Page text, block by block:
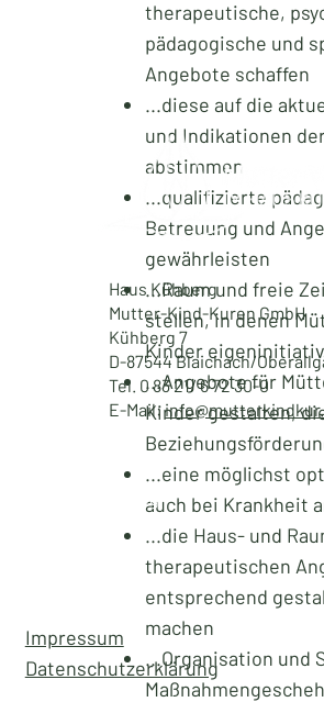
therapeutische,
pädagogische und
Angebote schaffen
...diese auf die
und Indikationen
abstimmen
...qualifizierte
Betreuung und
gewährleisten
...Raum und freie
stellen, in denen
Kinder
...Angebote für
Kinder gestalten,
...eine möglichst
auch bei Krankheit
...die Haus- und
therapeutischen
entsprechend
machen
...Organisation und
Haus Kühberg
Mutter-Kind-Kuren GmbH
Kühberg 7
D-87544 Blaichach/
Tel. 0 83 21/ 6 72 30-0
E-Mail:
Kinderbetreuung
Wege zu Ihrer Kur
Impressum
Datenschutzerklärung